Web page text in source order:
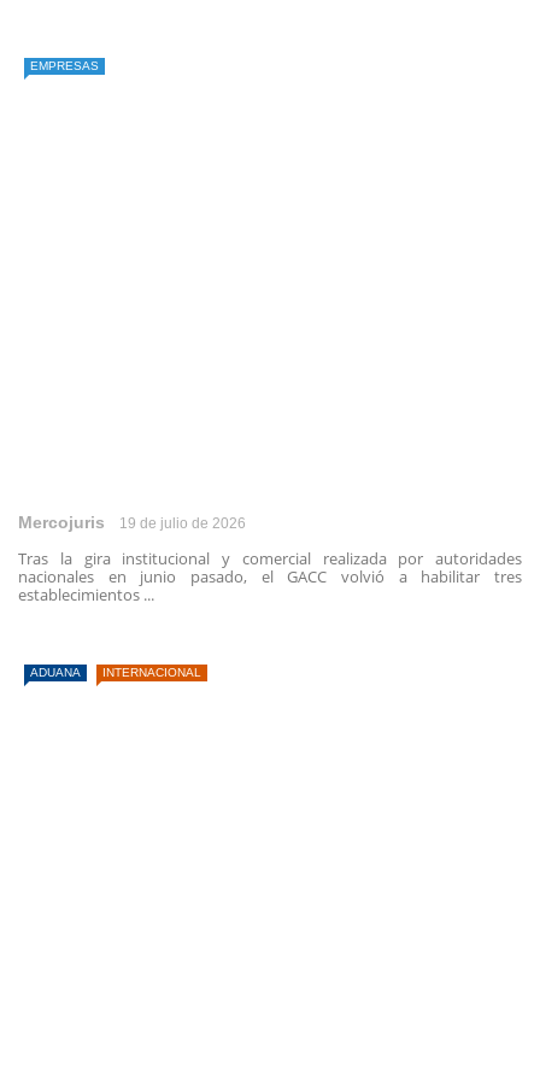
EMPRESAS
Mercojuris 19 de julio de 2026
Tras la gira institucional y comercial realizada por autoridades
nacionales en junio pasado, el GACC volvió a habilitar tres
establecimientos ...
ADUANA INTERNACIONAL